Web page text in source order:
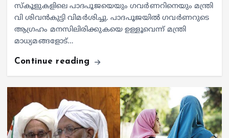
സ്കൂളുകളിലെ പാദപൂജയെയും ​ഗവർണറിനെയും മന്ത്രി
വി ശിവൻകുട്ടി വിമർശിച്ചു. പാദപൂജയിൽ ഗവർണറുടെ
ആഗ്രഹം മനസിലിരിക്കുകയെ ഉള്ളൂവെന്ന് മന്ത്രി
മാധ്യമങ്ങളോട്…
Continue reading